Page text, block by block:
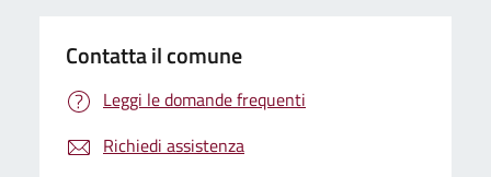
Contatta il comune
Leggi le domande frequenti
Richiedi assistenza